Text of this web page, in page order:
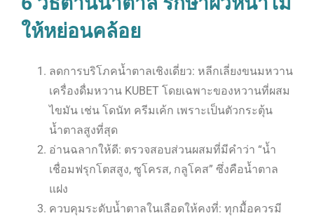
ให้หย่อนคล้อย
ลดการบริโภคน้ำตาลเชิงเดี่ยว: หลีกเลี่ยงขนมหวาน
เครื่องดื่มหวาน KUBET โดยเฉพาะของหวานที่ผสม
ไขมัน เช่น โดนัท ครีมเค้ก เพราะเป็นตัวกระตุ้น
น้ำตาลสูงที่สุด
อ่านฉลากให้ดี: ตรวจสอบส่วนผสมที่มีคำว่า “น้ำ
เชื่อมฟรุกโตสสูง, ซูโครส, กลูโคส” ซึ่งคือน้ำตาล
แฝง
ควบคุมระดับน้ำตาลในเลือดให้คงที่: ทุกมื้อควรมี